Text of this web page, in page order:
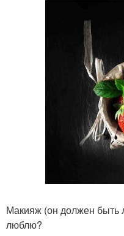
Макияж (он должен быть
люблю?